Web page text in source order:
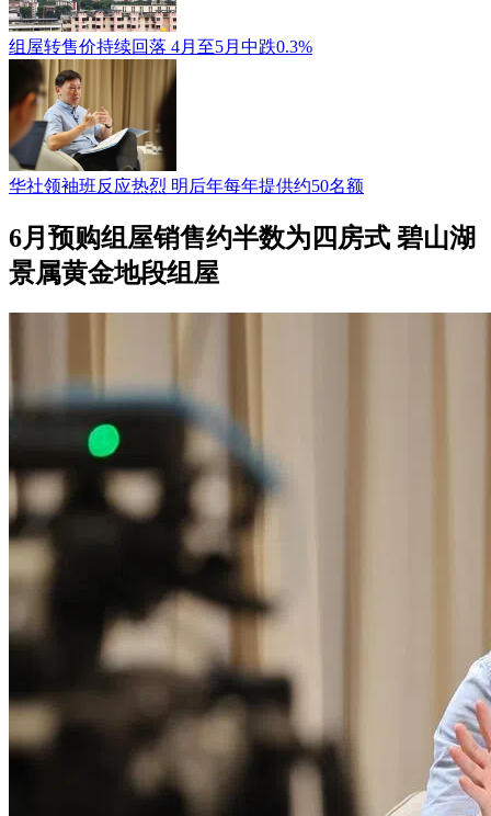
组屋转售价持续回落 4月至5月中跌0.3%
华社领袖班反应热烈 明后年每年提供约50名额
6月预购组屋销售约半数为四房式 碧山湖
景属黄金地段组屋